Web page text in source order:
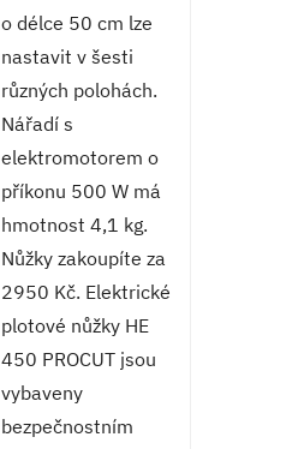
o délce 50 cm lze
nastavit v šesti
různých polohách.
Nářadí s
elektromotorem o
příkonu 500 W má
hmotnost 4,1 kg.
Nůžky zakoupíte za
2950 Kč. Elektrické
plotové nůžky HE
450 PROCUT jsou
vybaveny
bezpečnostním